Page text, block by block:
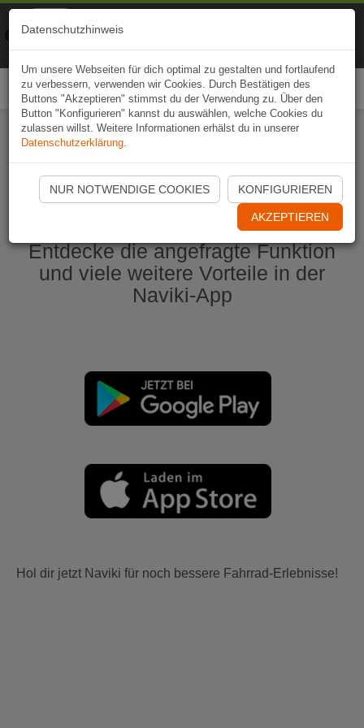
Naviki App jetzt öffnen
Entdecke die angefragte Funktion
und viele weitere Vorteile in der
Naviki-App
Hol dir jetzt Naviki für noch bessere Fahrrad-Erlebnisse!
Datenschutzhinweis
Um unsere Webseiten für dich optimal zu gestalten und fortlaufend
zu verbessern, verwenden wir Cookies. Durch Bestätigen des
Buttons "Akzeptieren" stimmst du der Verwendung zu. Über den
Button "Konfigurieren" kannst du auswählen, welche Cookies du
zulassen willst. Weitere Informationen erhälst du in unserer
Datenschutzerklärung.
NUR NOTWENDIGE COOKIES KONFIGURIEREN
AKZEPTIEREN
Naviki